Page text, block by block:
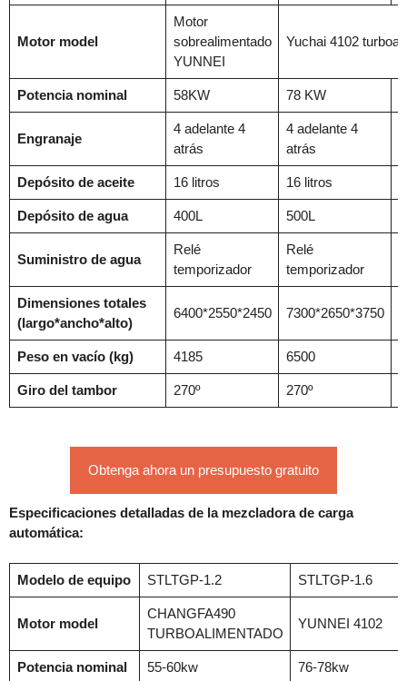
Motor model
Motor
sobrealimentado
YUNNEI
Yuchai 4102
Potencia nominal 58KW 78 KW
Engranaje
4 adelante 4
atrás
4 adelante 4
atrás
Depósito de aceite 16 litros 16 litros
Depósito de agua 400L 500L
Suministro de agua
Relé
temporizador
Relé
temporizador
Dimensiones totales
(largo*ancho*alto)
6400*2550*2450 7300*2650*3750
Peso en vacío (kg) 4185 6500
Giro del tambor 270º 270º
Obtenga ahora un presupuesto gratuito
Especificaciones detalladas de la mezcladora de carga
automática:
Modelo de equipo STLTGP-1.2 STLTGP-1.6
Motor model
CHANGFA490
TURBOALIMENTADO
YUNNEI 4102
Potencia nominal 55-60kw 76-78kw